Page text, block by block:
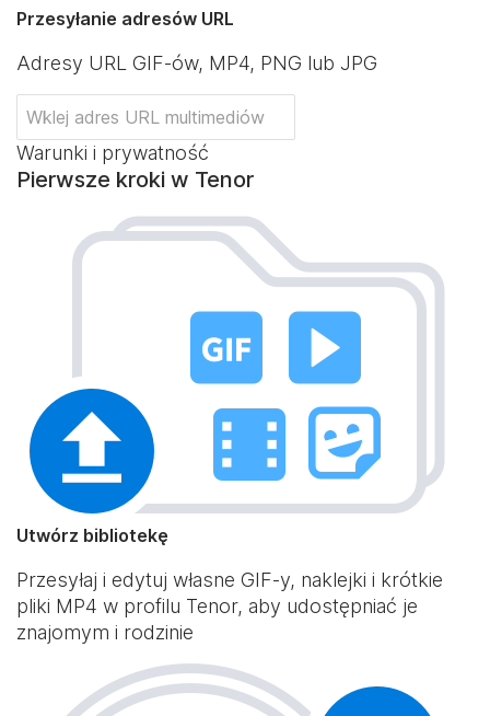
Przesyłanie adresów URL
Adresy URL GIF-ów, MP4, PNG lub JPG
Warunki i prywatność
Pierwsze kroki w Tenor
Utwórz bibliotekę
Przesyłaj i edytuj własne GIF-y, naklejki i krótkie
pliki MP4 w profilu Tenor, aby udostępniać je
znajomym i rodzinie